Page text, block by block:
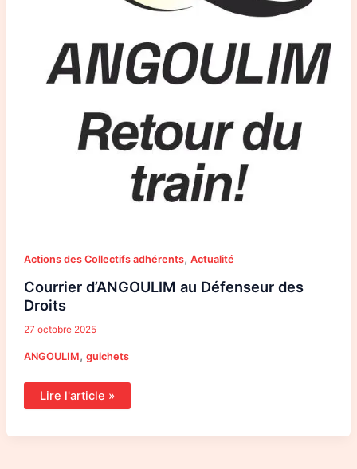
Actions des Collectifs adhérents, Actualité
Courrier d’ANGOULIM au Défenseur des
Droits
27 octobre 2025
ANGOULIM, guichets
Lire l'article »